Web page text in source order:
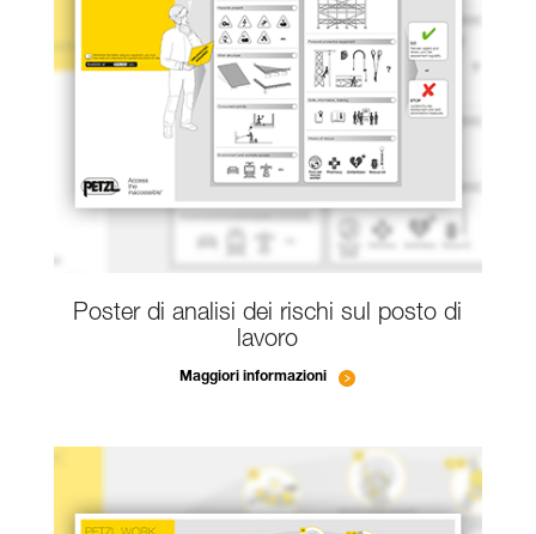
Poster di analisi dei rischi sul posto di
lavoro
Maggiori informazioni